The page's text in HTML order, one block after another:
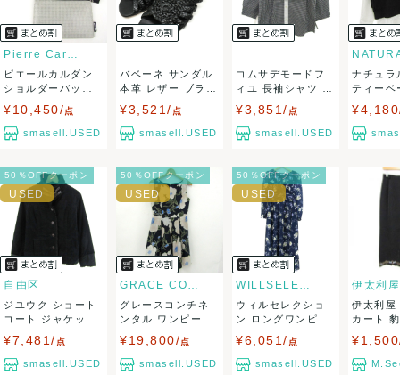
USED品に関しましては、見る方によって状態の価値観が異な
りますので、トラブルを避けるため、神経質な方や完璧な商
品を求められる方は御購入をお控えください。
また商品には細心の注意をはらっておりますが、何かござい
い致します。対応できることがあれば、誠意をもって対応致
します。
また並行輸入品もございますので、真贋方法などお答えでき
ない場合もございます。
万が一、購入後に偽造品等が発覚しましたら、返品・返金に
て対応致しますので、ご連絡お願い致します。
Pierre Cardin
ピエールカルダン
ショルダーバッグ
¥10,450/点
smasell.USED
バベーネ サンダル
本革 レザー ブラン
¥3,521/ 点
smasell.USED
コムサデモードフ
ィユ 長袖シャツ ト
¥3,851/ 点
smasell.USED
ナチュラ
ティーベ
50％OFFクーポン
自由区
ジユウク ショート
コート ジャケット
ファー アウ...
¥7,481/ 点
smasell.USED
50％OFFクーポン
GRACE CONTINENTAL
グレースコンチネ
ンタル ワンピース
トップス ノー...
¥19,800/点
smasell.USED
50％OFFクーポン
WILLSELECTION
ウィルセレクショ
ン ロングワンピー
ス トップス 長...
¥6,051/ 点
smasell.USED
伊太利屋
伊太利屋
カート
サイズ